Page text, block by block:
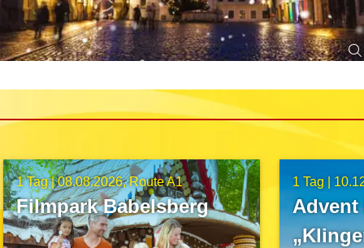
1 Tag |
Advent
1 Tag |08.08.2026 Route A1
Filmpark Babelsberg